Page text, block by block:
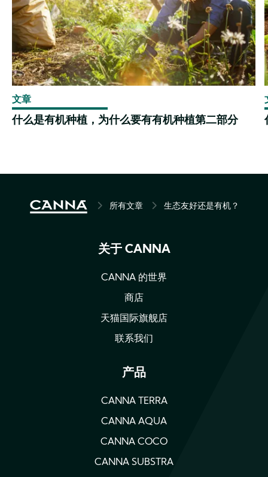
文章
什么是有机种植，为什么要有有机种植第二部分
BREADCRUMB所有文章 生态友好还是有机？
关于 CANNA
CANNA 的世界
商店
天猫国际旗舰店
联系我们
产品
CANNA TERRA
CANNA AQUA
CANNA COCO
CANNA SUBSTRA